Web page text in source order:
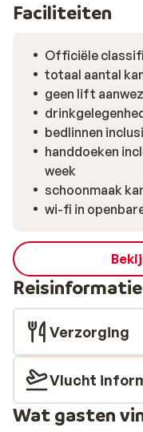
Faciliteiten
Officiële
totaal aantal
geen lift
bedlinnen
handdoeken
week
wi-fi in
Reisinformatie
Verzorging
Vlucht
Wat gasten